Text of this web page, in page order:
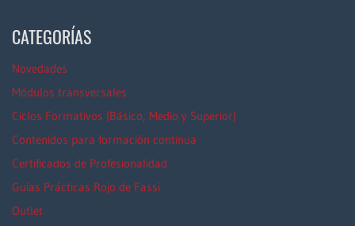
CATEGORÍAS
Novedades
Módulos transversales
Ciclos Formativos (Básico, Medio y Superior)
Contenidos para formación continua
Certificados de Profesionalidad
Guías Prácticas Rojo de Fassi
Outlet